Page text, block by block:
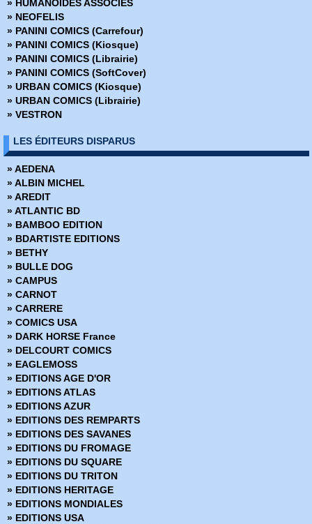
» Bad Ass
» Bad Blood
» Barnstormers
» Batman - Année 1
» Batman - Rire et mourir
» Batman - The Dark Knight
» Battle Chasers - Intégrale
» Battle Pope - Intégrale
» Battlebeast - Le Fauve de combat
» Bêtes de somme
» Big Guy
» Big man plans
» Birthright
» Black Hole
» Black Kiss
» Blacking Out
» Blade Runner 2019
» Blade Runner 2029
» Blood and Thunder
» Body Bags
» Bone
» Bone Hors Série
» Bone Parish
» Bourbon Thret
» BPRD
» BPRD - L'Enfer sur terre
» BPRD - Un Mal bien connu
» BPRD Origines
» Brit
» BRZRKR
» BRZRKR - Bloodlines
» BuzzKill
» Cages
» Canary
» Captain Ginger
» Changing Ways
» HUMANOIDES ASSOCIES
» NEOFELIS
» PANINI COMICS (Carrefour)
» PANINI COMICS (Kiosque)
» PANINI COMICS (Librairie)
» PANINI COMICS (SoftCover)
» URBAN COMICS (Kiosque)
» URBAN COMICS (Librairie)
» VESTRON
LES ÉDITEURS DISPARUS
» AEDENA
» ALBIN MICHEL
» AREDIT
» ATLANTIC BD
» BAMBOO EDITION
» BDARTISTE EDITIONS
» BETHY
» BULLE DOG
» CAMPUS
» CARNOT
» CARRERE
» COMICS USA
» DARK HORSE France
» DELCOURT COMICS
» EAGLEMOSS
» EDITIONS AGE D'OR
» EDITIONS ATLAS
» EDITIONS AZUR
» EDITIONS DES REMPARTS
» EDITIONS DES SAVANES
» EDITIONS DU FROMAGE
» EDITIONS DU SQUARE
» EDITIONS DU TRITON
» EDITIONS HERITAGE
» EDITIONS MONDIALES
» EDITIONS USA